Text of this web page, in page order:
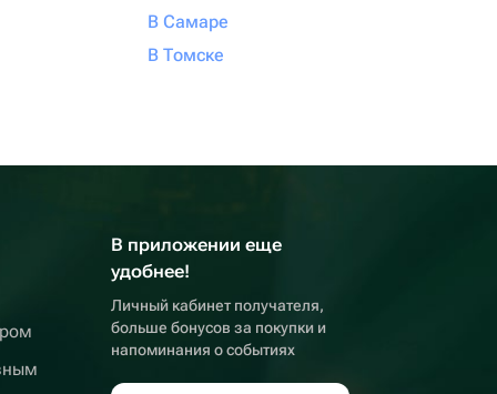
В Самаре
В Томске
В приложении еще
удобнее!
Личный кабинет получателя,
больше бонусов за покупки и
напоминания о событиях